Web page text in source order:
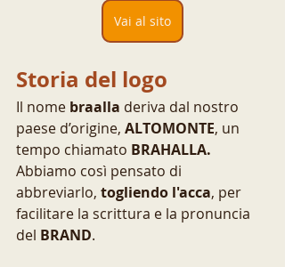
Vai al sito
Storia del logo
Il nome braalla deriva dal nostro
paese d’origine, ALTOMONTE, un
tempo chiamato BRAHALLA.
Abbiamo così pensato di
abbreviarlo, togliendo l'acca, per
facilitare la scrittura e la pronuncia
del BRAND.